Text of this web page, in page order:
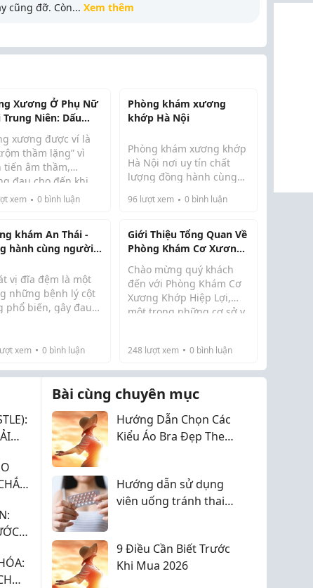
cũng đỡ. Còn... Xem thêm
Xương Ở Phụ Nữ
Trung Niên: Dấu
Nguyên Nhân Và
Phòng Ngừa
xương được ví là
thầm lặng” vì
tiến âm thầm,
đau cho đến khi
đã yếu và dễ gãy.
có nguy cơ cao
Hiểu rõ dấu h...
xem 0 bình luận
Phòng khám xương
khớp Hà Nội
Phòng khám xương khớp
Hà Nội nơi uy tín chất
lượng đồng hành cùng
bạn. Có thể nói sức khỏe
hưởng trực tiếp đến khả
năng vận động và chất
96lượt xem 0bình luận
khám An Thái -
hành cùng người
vị đĩa đệm là một
những bệnh lý cột
phổ biến, gây đau
nhỏ đến chất
phương pháp,
có...
xem 0 bình luận
Giới Thiệu Tổng Quan Về
Phòng Khám Cơ Xương
Khớp Hiệp Lợi
Chào mừng quý khách
đến với Phòng Khám Cơ
Xương Khớp Hiệp Lợi,
một trong những cơ sở y
động.
khớp đang ng...
248 lượt xem 0bình luận
Bài cùng chuyên mục
Hướng Dẫn Chọn Các
Kiểu Áo Bra Đẹp Theo
Hướng dẫn sử dụng
viên uống tránh thai
9 Điều Cần Biết Trước
Khi Mua 2026